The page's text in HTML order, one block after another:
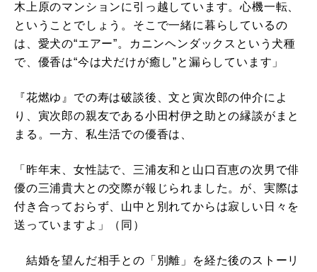
木上原のマンションに引っ越しています。心機一転、
ということでしょう。そこで一緒に暮らしているの
は、愛犬の“エアー”。カニンヘンダックスという犬種
で、優香は“今は犬だけが癒し”と漏らしています」
『花燃ゆ』での寿は破談後、文と寅次郎の仲介によ
り、寅次郎の親友である小田村伊之助との縁談がまと
まる。一方、私生活での優香は、
「昨年末、女性誌で、三浦友和と山口百恵の次男で俳
優の三浦貴大との交際が報じられました。が、実際は
付き合っておらず、山中と別れてからは寂しい日々を
送っていますよ」（同）
結婚を望んだ相手との「別離」を経た後のストーリ